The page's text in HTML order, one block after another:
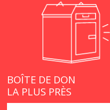
BOÎTE DE DON
LA PLUS PRÈS